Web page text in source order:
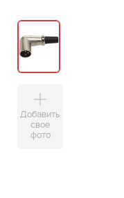
Добавить
свое
фото